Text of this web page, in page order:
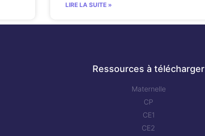
LIRE LA SUITE »
Ressources à télécharger
Maternelle
CP
CE1
CE2